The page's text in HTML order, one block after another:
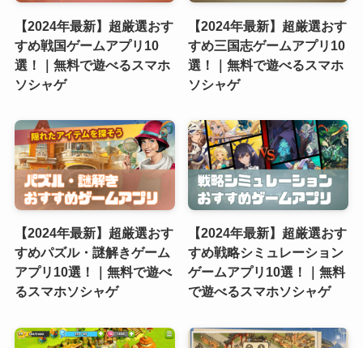
【2024年最新】超厳選おす
すめ戦国ゲームアプリ10
選！｜無料で遊べるスマホ
ソシャゲ
【2024年最新】超厳選おす
すめ三国志ゲームアプリ10
選！｜無料で遊べるスマホ
ソシャゲ
【2024年最新】超厳選おす
すめパズル・謎解きゲーム
アプリ10選！｜無料で遊べ
るスマホソシャゲ
【2024年最新】超厳選おす
すめ戦略シミュレーション
ゲームアプリ10選！｜無料
で遊べるスマホソシャゲ